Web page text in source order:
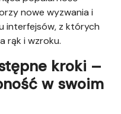
nowe wyzwania i
interfejsów, z których
rąk i wzroku.
kroki –
w swoim